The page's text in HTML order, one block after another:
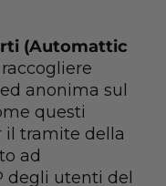
(Automattic
anonima sul
questi
il tramite della
ad
degli utenti del